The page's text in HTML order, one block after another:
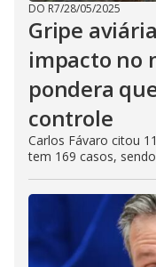
DO R7/28/05/2025
Gripe
impacto no
pondera
controle
Carlos Fávaro citou
tem 169 casos,